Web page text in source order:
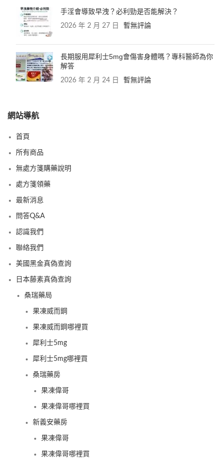
手淫會導致早洩？必利勁是否能解決？
2026 年 2 月 27 日 暫無評論
長期服用犀利士5mg會傷害身體嗎？專科醫師為你
解答
2026 年 2 月 24 日 暫無評論
網站導航
首頁
所有商品
無處方箋購藥說明
處方箋領藥
最新消息
問答Q&A
認識我們
聯絡我們
美國黑金真偽查詢
日本藤素真偽查詢
桑瑞藥局
果凍威而鋼
果凍威而鋼哪裡買
犀利士5mg
犀利士5mg哪裡買
桑瑞藥房
果凍偉哥
果凍偉哥哪裡買
新義安藥房
果凍偉哥
果凍偉哥哪裡買